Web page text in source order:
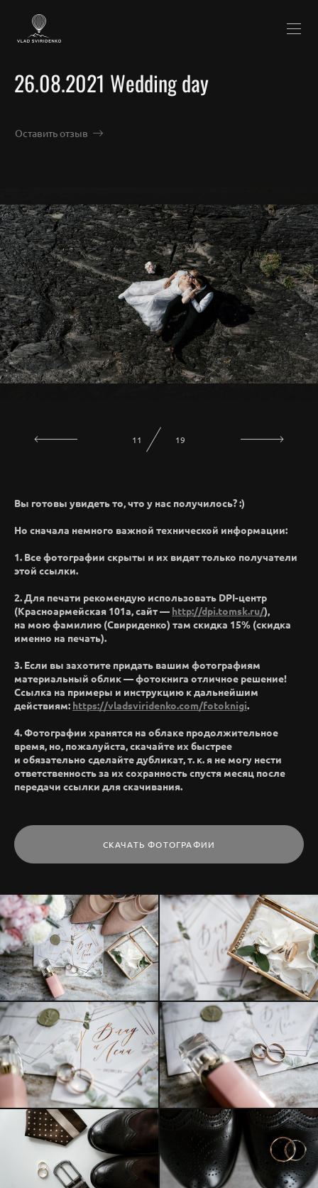
26.08.2021 Wedding day
Оставить отзыв
13 19
Вы готовы увидеть то, что у нас получилось? :)
Но сначала немного важной технической информации:
1. Все фотографии скрыты и их видят только получатели
этой ссылки.
2. Для печати рекомендую использовать DPI-центр
(Красноармейская 101а, сайт — http://dpi.tomsk.ru/),
на мою фамилию (Свириденко) там скидка 15% (скидка
именно на печать).
3. Если вы захотите придать вашим фотографиям
материальный облик — фотокнига отличное решение!
Ссылка на примеры и инструкцию к дальнейшим
действиям: https://vladsviridenko.com/fotoknigi.
4. Фотографии хранятся на облаке продолжительное
время, но, пожалуйста, скачайте их быстрее
и обязательно сделайте дубликат, т. к. я не могу нести
ответственность за их сохранность спустя месяц после
передачи ссылки для скачивания.
СКАЧАТЬ ФОТОГРАФИИ